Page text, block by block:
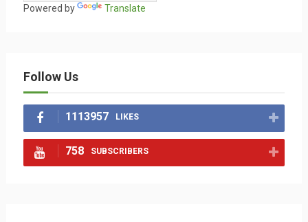
Powered by Translate
Follow Us
1113957 LIKES
758 SUBSCRIBERS